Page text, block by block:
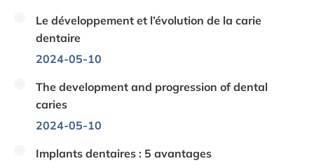
Le développement et l’évolution de la carie
dentaire
2024-05-10
The development and progression of dental
caries
2024-05-10
Implants dentaires : 5 avantages